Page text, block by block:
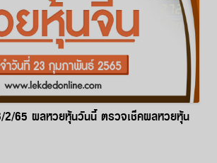
65 ผลหวยหุ้นวันนี้ ตรวจเช็คผลหวยหุ้น